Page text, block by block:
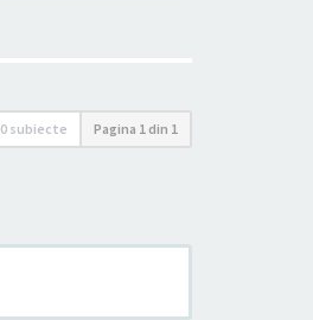
0 subiecte Pagina 1 din 1